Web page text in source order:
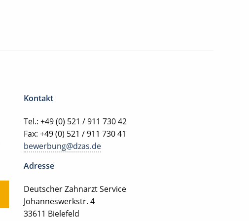
Kontakt
Tel.: +49 (0) 521 / 911 730 42
Fax: +49 (0) 521 / 911 730 41
bewerbung@dzas.de
Adresse
Deutscher Zahnarzt Service
Johanneswerkstr. 4
33611 Bielefeld